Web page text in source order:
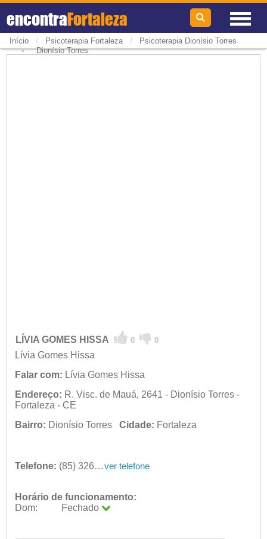
encontraFortaleza
Início / Psicoterapia Fortaleza / Psicoterapia Dionísio Torres
-Dionísio Torres
LÍVIA GOMES HISSA 0 0
Lívia Gomes Hissa
Falar com: Lívia Gomes Hissa
Endereço: R. Visc. de Mauá, 2641 - Dionísio Torres -
Fortaleza - CE
Bairro: Dionísio Torres Cidade: Fortaleza
Telefone: (85) 3264-7744 ver telefone
Horário de funcionamento:
Dom:
Fechado